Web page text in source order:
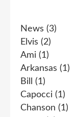
News (3)
Elvis (2)
Ami (1)
Arkansas (1)
Bill
(1)
Capocci (1)
Chanson (1)